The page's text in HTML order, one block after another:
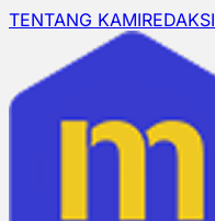
TENTANG KAMIREDAKSI